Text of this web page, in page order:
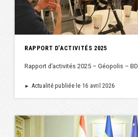
RAPPORT D’ACTIVITÉS 2025
Rapport d’activités 2025 – Géopolis –
► Actualité publiée le 16 avril 2026